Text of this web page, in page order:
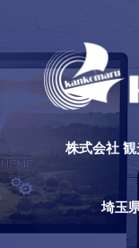
株式会社
埼玉